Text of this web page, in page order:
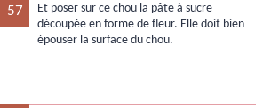
57
Et poser sur ce chou la pâte à sucre
découpée en forme de fleur. Elle doit bien
épouser la surface du chou.